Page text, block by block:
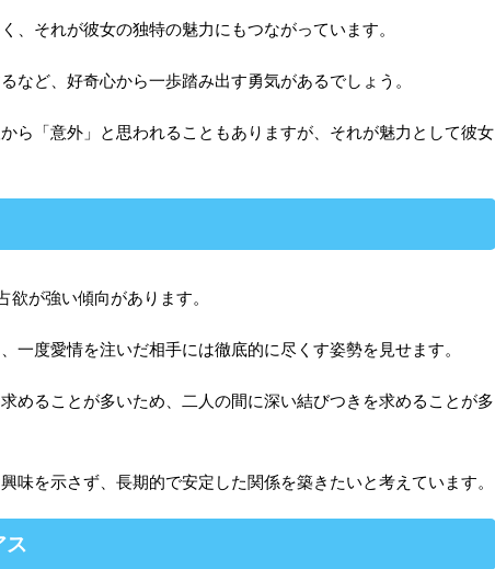
、それが彼女の独特の魅力にもつながっています。
など、好奇心から一歩踏み出す勇気があるでしょう。
ら「意外」と思われることもありますが、それが魅力として彼女
が強い傾向があります。
一度愛情を注いだ相手には徹底的に尽くす姿勢を見せます。
めることが多いため、二人の間に深い結びつきを求めることが多
味を示さず、長期的で安定した関係を築きたいと考えています。
ス